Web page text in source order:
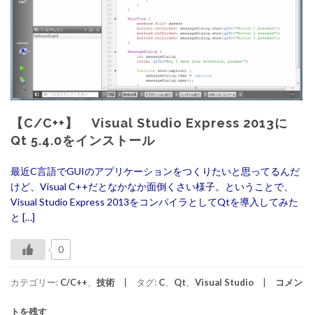
【C/C++】 Visual Studio Express 2013に
Qt 5.4.0をインストール
最近C言語でGUIのアプリケーションをつくりたいと思ってるんだ
けど、Visual C++だとなかなか面倒くさい様子。ということで、
Visual Studio Express 2013をコンパイラとしてQtを導入してみた
と […]
0
カテゴリー: C/C++ 技術 タグ: C Qt Visual Studio コメン
トを残す